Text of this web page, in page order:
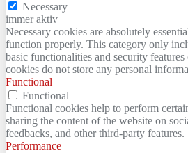
Necessary
immer aktiv
Necessary cookies are absolutely
function properly. This category only
basic functionalities and security
cookies do not store any personal
Functional
Functional
Functional cookies help to perform
sharing the content of the website on
feedbacks, and other third-party features.
Performance